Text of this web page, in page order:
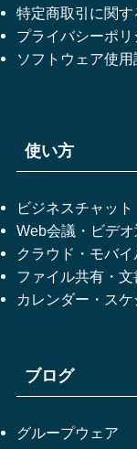
特定商取引に関
プライバシーポリ
ソフトウェア使
使い方
ビジネスチャッ
Web会議・ビデ
クラウド・モバイ
ファイル共有・
カレンダー・ス
ブログ
グループウェア